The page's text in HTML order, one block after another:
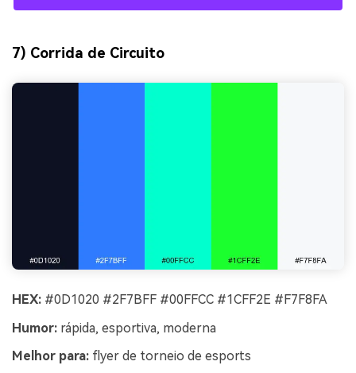
7) Corrida de Circuito
HEX: #0D1020 #2F7BFF #00FFCC #1CFF2E #F7F8FA
Humor: rápida, esportiva, moderna
Melhor para: flyer de torneio de esports